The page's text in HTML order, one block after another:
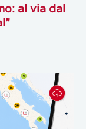
al via dal